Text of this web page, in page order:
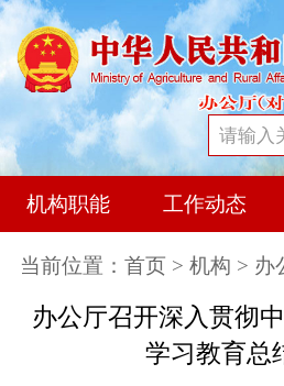
机构职能 工作动态
当前位置： 首页 > 机构 > 办
办公厅召开深入贯彻
学习教育总